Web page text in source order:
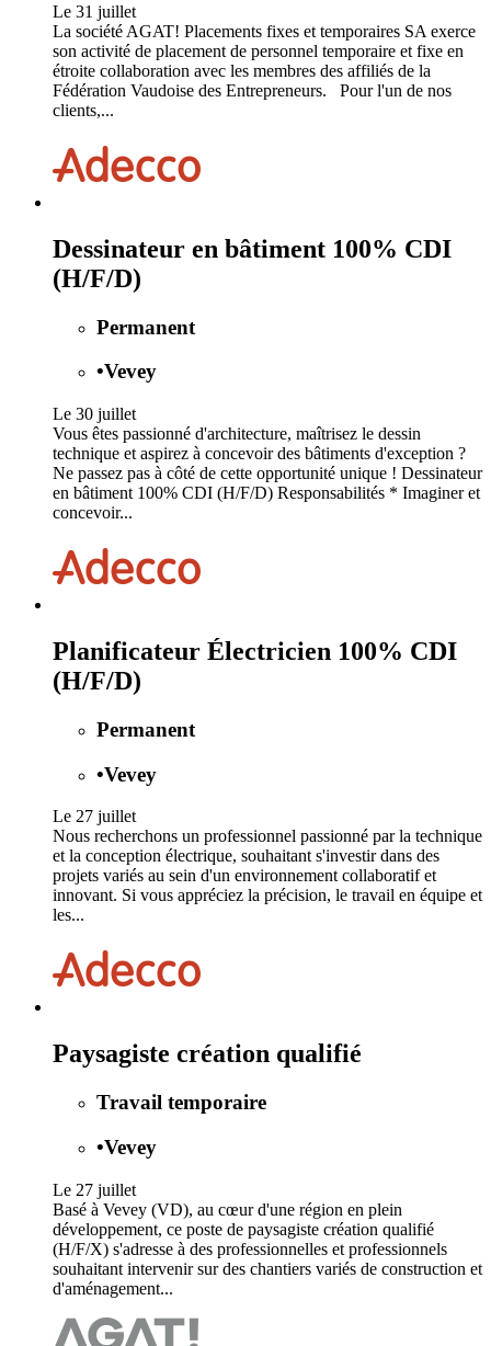
Le 31 juillet
La société AGAT! Placements fixes et temporaires SA exerce
son activité de placement de personnel temporaire et fixe en
étroite collaboration avec les membres des affiliés de la
Fédération Vaudoise des Entrepreneurs. Pour l'un de nos
clients,...
Dessinateur en bâtiment 100% CDI
(H/F/D)
Permanent
•Vevey
Le 30 juillet
Vous êtes passionné d'architecture, maîtrisez le dessin
technique et aspirez à concevoir des bâtiments d'exception ?
Ne passez pas à côté de cette opportunité unique ! Dessinateur
en bâtiment 100% CDI (H/F/D) Responsabilités * Imaginer et
concevoir...
Planificateur Électricien 100% CDI
(H/F/D)
Permanent
•Vevey
Le 27 juillet
Nous recherchons un professionnel passionné par la technique
et la conception électrique, souhaitant s'investir dans des
projets variés au sein d'un environnement collaboratif et
innovant. Si vous appréciez la précision, le travail en équipe et
les...
Paysagiste création qualifié
Travail temporaire
•Vevey
Le 27 juillet
Basé à Vevey (VD), au cœur d'une région en plein
développement, ce poste de paysagiste création qualifié
(H/F/X) s'adresse à des professionnelles et professionnels
souhaitant intervenir sur des chantiers variés de construction et
d'aménagement...